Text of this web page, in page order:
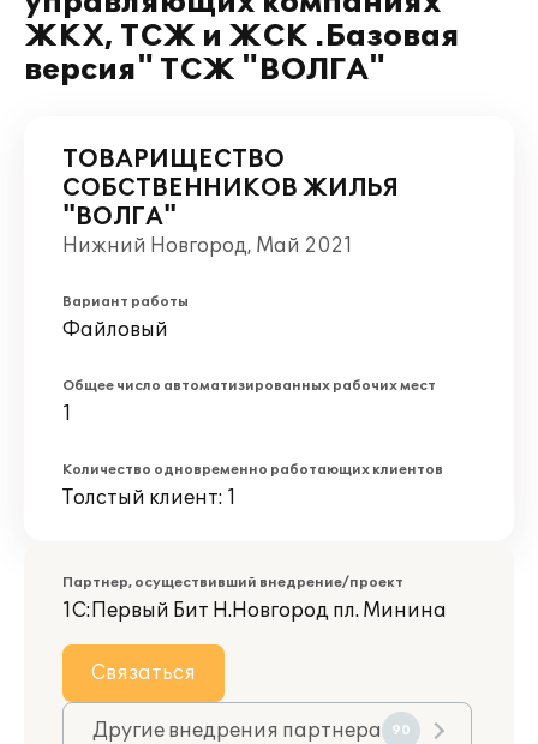
ЖКХ, ТСЖ и ЖСК .Базовая
версия" ТСЖ "ВОЛГА"
ТОВАРИЩЕСТВО
СОБСТВЕННИКОВ ЖИЛЬЯ
"ВОЛГА"
Нижний Новгород, Май 2021
Вариант работы
Файловый
Общее число автоматизированных рабочих мест
1
Количество одновременно работающих клиентов
Толстый клиент: 1
Партнер, осуществивший внедрение/проект
1С:Первый Бит Н.Новгород пл. Минина
Связаться
Другие внедрения партнера 90